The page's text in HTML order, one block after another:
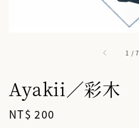
1 /7
Ayakii／彩木
Regular
NT$ 200